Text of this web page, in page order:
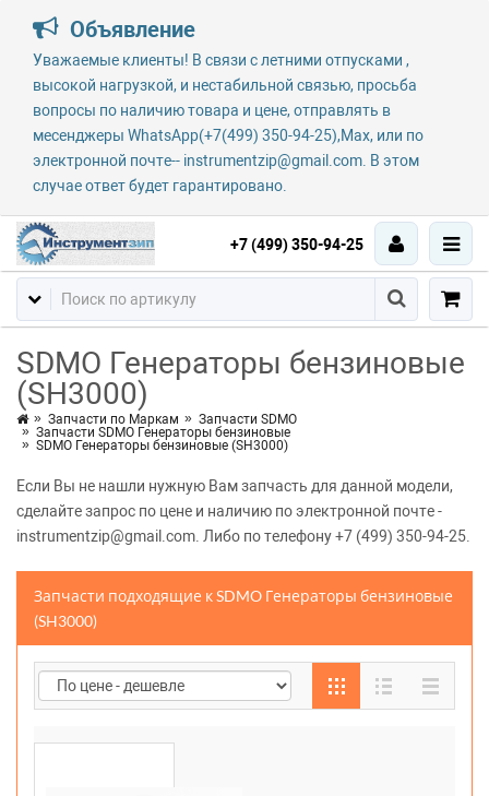
Объявление
Уважаемые клиенты! В связи с летними отпусками ,
высокой нагрузкой, и нестабильной связью, просьба
вопросы по наличию товара и цене, отправлять в
месенджеры WhatsApp(+7(499) 350-94-25),Max, или по
электронной почте-- instrumentzip@gmail.com. В этом
случае ответ будет гарантировано.
+7 (499) 350-94-25
SDMO Генераторы бензиновые
(SH3000)
Запчасти по Маркам
Запчасти SDMO
Запчасти SDMO Генераторы бензиновые
SDMO Генераторы бензиновые (SH3000)
Если Вы не нашли нужную Вам запчасть для данной модели,
сделайте запрос по цене и наличию по электронной почте -
instrumentzip@gmail.com. Либо по телефону +7 (499) 350-94-25.
Запчасти подходящие к SDMO Генераторы бензиновые
(SH3000)